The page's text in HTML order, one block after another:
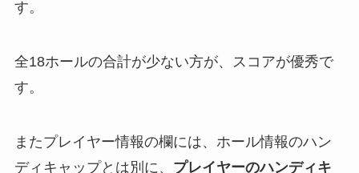
す。
全18ホールの合計が少ない方が、スコアが優秀で
す。
またプレイヤー情報の欄には、ホール情報のハン
ディキャップとは別に、 プレイヤーのハンディキ